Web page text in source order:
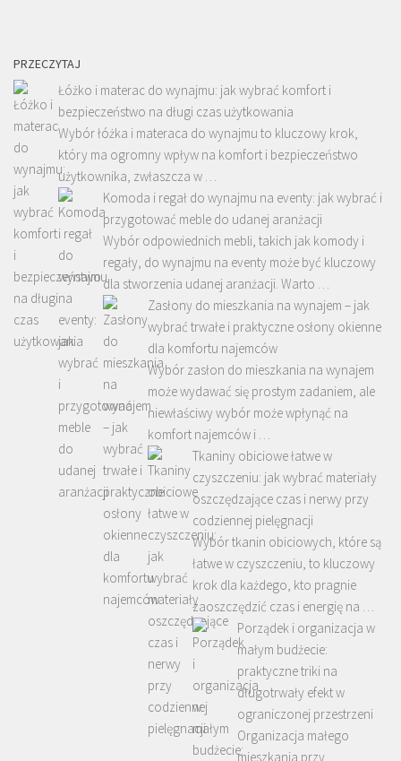
PRZECZYTAJ
Łóżko i materac do wynajmu: jak wybrać komfort i
bezpieczeństwo na długi czas użytkowania
Wybór łóżka i materaca do wynajmu to kluczowy krok,
który ma ogromny wpływ na komfort i bezpieczeństwo
użytkownika, zwłaszcza w …
Komoda i regał do wynajmu na eventy: jak wybrać i
przygotować meble do udanej aranżacji
Wybór odpowiednich mebli, takich jak komody i
regały, do wynajmu na eventy może być kluczowy
dla stworzenia udanej aranżacji. Warto …
Zasłony do mieszkania na wynajem – jak
wybrać trwałe i praktyczne osłony okienne
dla komfortu najemców
Wybór zasłon do mieszkania na wynajem
może wydawać się prostym zadaniem, ale
niewłaściwy wybór może wpłynąć na
komfort najemców i …
Tkaniny obiciowe łatwe w
czyszczeniu: jak wybrać materiały
oszczędzające czas i nerwy przy
codziennej pielęgnacji
Wybór tkanin obiciowych, które są
łatwe w czyszczeniu, to kluczowy
krok dla każdego, kto pragnie
zaoszczędzić czas i energię na …
Porządek i organizacja w
małym budżecie:
praktyczne triki na
długotrwały efekt w
ograniczonej przestrzeni
Organizacja małego
mieszkania przy